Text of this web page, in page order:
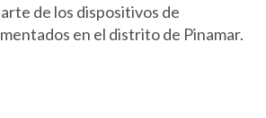
de los dispositivos de
en el distrito de Pinamar.